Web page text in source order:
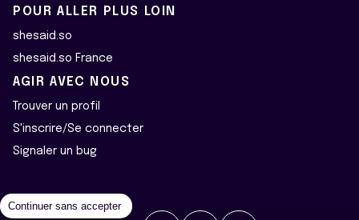
POUR ALLER PLUS LOIN
shesaid.so
shesaid.so France
AGIR AVEC NOUS
Trouver un profil
S'inscrire/Se connecter
Signaler un bug
Continuer sans accepter